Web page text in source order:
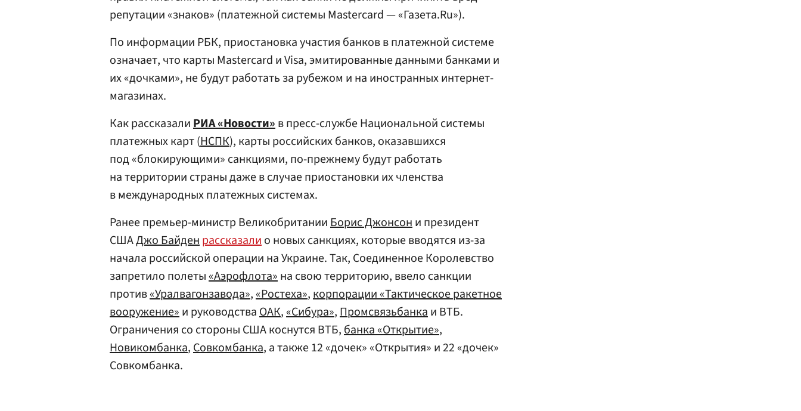
репутации «знаков» (платежной системы Mastercard — «Газета.Ru»).
По информации РБК, приостановка участия банков в платежной системе
означает, что карты Mastercard и Visa, эмитированные данными банками и
их «дочками», не будут работать за рубежом и на иностранных интернет-
магазинах.
Как рассказалиРИА «Новости»в пресс-службе Национальной системы
платежных карт (НСПК), карты российских банков, оказавшихся
под «блокирующими» санкциями, по-прежнему будут работать
на территории страны даже в случае приостановки их членства
в международных платежных системах.
Ранее премьер-министр ВеликобританииБорис Джонсони президент
СШАДжо Байденрассказалио новых санкциях, которые вводятся из-за
начала российской операции на Украине. Так, Соединенное Королевство
запретило полеты«Аэрофлота»на свою территорию, ввело санкции
против«Уралвагонзавода»,«Ростеха»,корпорации «Тактическое ракетное
вооружение»и руководстваОАК,«Сибура»,Промсвязьбанкаи ВТБ.
Ограничения со стороны США коснутся ВТБ,банка «Открытие»,
Новикомбанка,Совкомбанка, а также 12 «дочек» «Открытия» и 22 «дочек»
Совкомбанка.